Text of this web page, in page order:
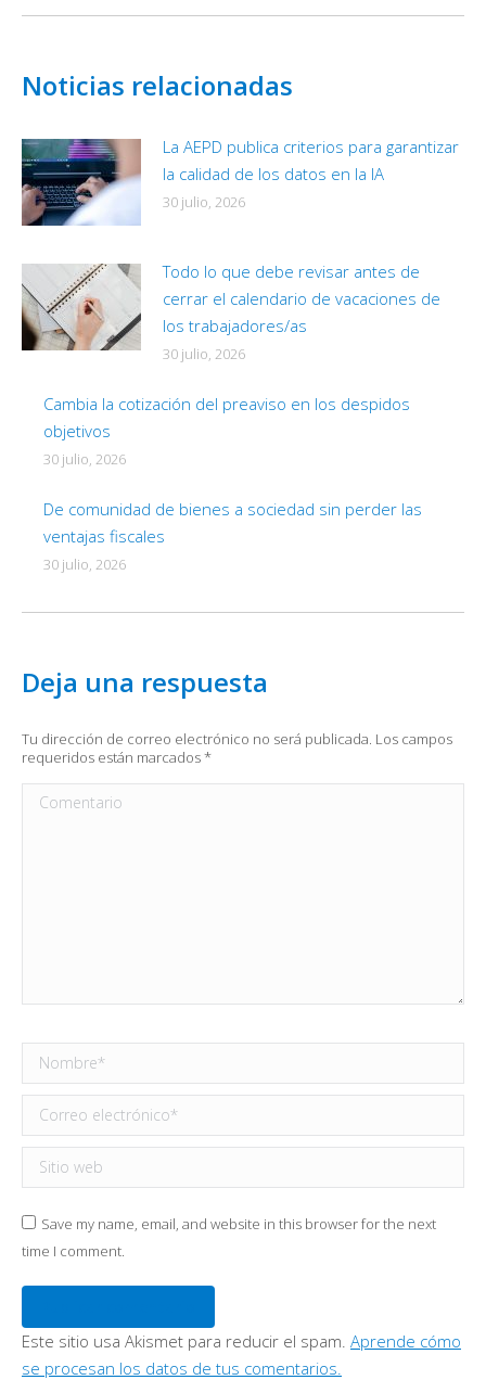
Noticias relacionadas
La AEPD publica criterios para garantizar
la calidad de los datos en la IA
30 julio, 2026
Todo lo que debe revisar antes de
cerrar el calendario de vacaciones de
los trabajadores/as
30 julio, 2026
Cambia la cotización del preaviso en los despidos
objetivos
30 julio, 2026
De comunidad de bienes a sociedad sin perder las
ventajas fiscales
30 julio, 2026
Deja una respuesta
Tu dirección de correo electrónico no será publicada. Los campos
requeridos están marcados*
Comentario
Nombre *
Correo electrónico *
Sitio web
Save my name, email, and website in this browser for the next
time I comment.
Este sitio usa Akismet para reducir el spam. Aprende cómo
se procesan los datos de tus comentarios.